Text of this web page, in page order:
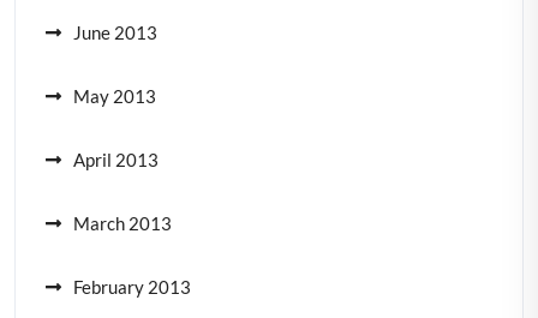
June 2013
May 2013
April 2013
March 2013
February 2013